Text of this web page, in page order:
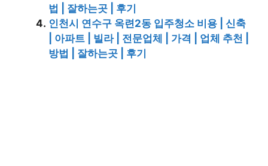
법 | 잘하는곳 | 후기
인천시 연수구 옥련2동 입주청소 비용 | 신축
| 아파트 | 빌라 | 전문업체 | 가격 | 업체 추천 |
방법 | 잘하는곳 | 후기